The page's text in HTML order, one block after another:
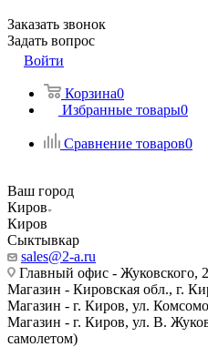
Заказать звонок
Задать вопрос
Войти
Корзина0
Избранные товары0
Сравнение товаров0
Ваш город
Киров
Киров
Сыктывкар
sales@2-a.ru
Главный офис - Жуковского,
Магазин - Кировская обл., г.
Магазин - г. Киров, ул.
Магазин - г. Киров, ул. В.
самолетом)